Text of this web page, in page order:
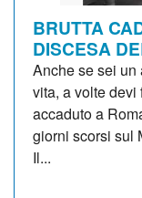
BRUTTA
DISCESA
Anche se sei
vita, a volte devi
accaduto a
giorni scorsi sul
Il...